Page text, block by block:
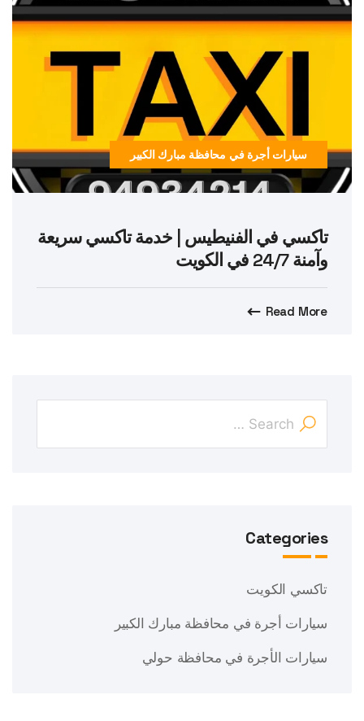
سيارات أجرة في محافظة مبارك الكبير
تاكسي في الفنيطيس | خدمة تاكسي سريعة
وآمنة 24/7 في الكويت
Read More
Categories
تاكسي الكويت
سيارات أجرة في محافظة مبارك الكبير
سيارات الأجرة في محافظة حولي